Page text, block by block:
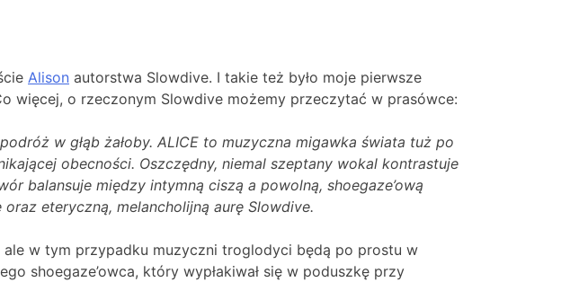
Alison autorstwa Slowdive. I takie też było moje pierwsze
więcej, o rzeczonym Slowdive możemy przeczytać w prasówce:
w głąb żałoby. ALICE to muzyczna migawka świata tuż po
obecności. Oszczędny, niemal szeptany wokal kontrastuje
balansuje między intymną ciszą a powolną, shoegaze’ową
eteryczną, melancholijną aurę Slowdive.
w tym przypadku muzyczni troglodyci będą po prostu w
shoegaze’owca, który wypłakiwał się w poduszkę przy